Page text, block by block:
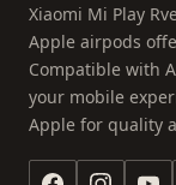
Xiaomi Mi Play
Apple airpods
Compatible with
your mobile
Apple for quality